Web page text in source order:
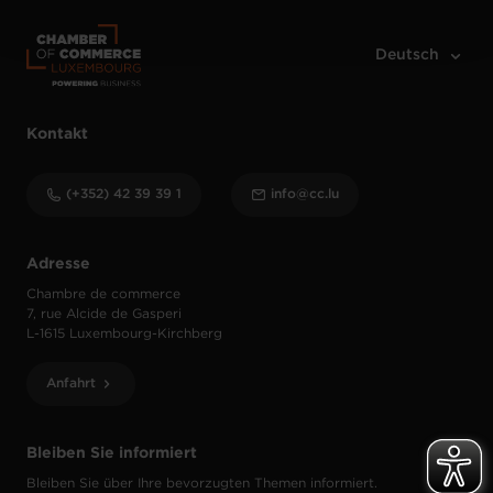
Bleiben Sie informiert
Bleiben Sie über Ihre bevorzugten Themen informiert.
Adresse
Chambre de commerce
7, rue Alcide de Gasperi
L-1615 Luxembourg-Kirchberg
Anfahrt
Kontakt
(+352) 42 39 39 1 info@cc.lu